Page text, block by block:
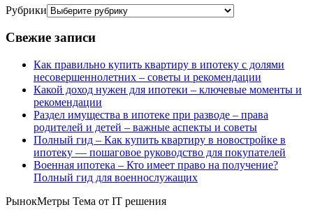
Рубрики
Свежие записи
Как правильно купить квартиру в ипотеку с долями
несовершеннолетних – советы и рекомендации
Какой доход нужен для ипотеки – ключевые моменты и
рекомендации
Раздел имущества в ипотеке при разводе – права
родителей и детей – важные аспекты и советы
Полный гид – Как купить квартиру в новостройке в
ипотеку — пошаговое руководство для покупателей
Военная ипотека – Кто имеет право на получение?
Полный гид для военнослужащих
РынокМетры Тема от IT решения